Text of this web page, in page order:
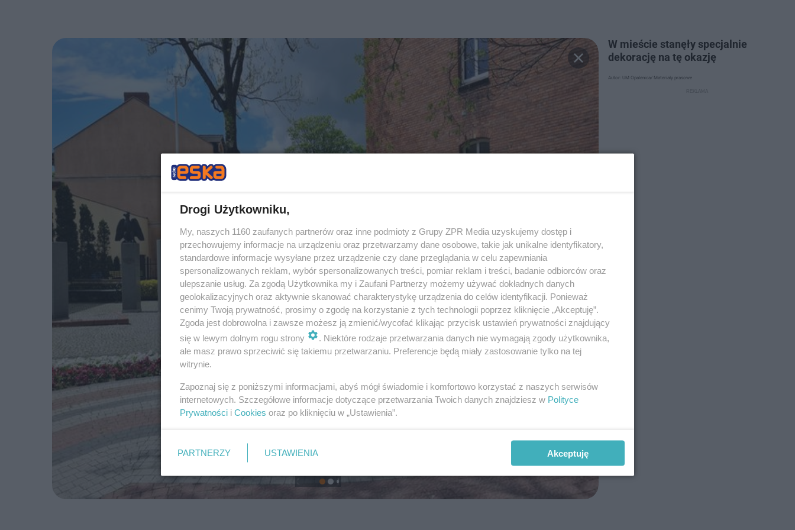
W mieście stanęły specjalnie
dekorację na tę okazję
Autor: UM Opalenica/ Materiały prasowe
Drogi Użytkowniku,
My, naszych 1160 zaufanych partnerów oraz inne podmioty z Grupy ZPR Media uzyskujemy dostęp i
przechowujemy informacje na urządzeniu oraz przetwarzamy dane osobowe, takie jak unikalne identyfikatory,
standardowe informacje wysyłane przez urządzenie czy dane przeglądania w celu zapewniania
spersonalizowanych reklam, wybór spersonalizowanych treści, pomiar reklam i treści, badanie odbiorców oraz
ulepszanie usług. Za zgodą Użytkownika my i Zaufani Partnerzy możemy używać dokładnych danych
geolokalizacyjnych oraz aktywnie skanować charakterystykę urządzenia do celów identyfikacji. Ponieważ
cenimy Twoją prywatność, prosimy o zgodę na korzystanie z tych technologii poprzez kliknięcie „Akceptuję”.
Zgoda jest dobrowolna i zawsze możesz ją zmienić/wycofać klikając przycisk ustawień prywatności znajdujący
się w lewym dolnym rogu strony
. Niektóre rodzaje przetwarzania danych nie wymagają zgody użytkownika,
ale masz prawo sprzeciwić się takiemu przetwarzaniu. Preferencje będą miały zastosowanie tylko na tej
witrynie.
Zapoznaj się z poniższymi informacjami, abyś mógł świadomie i komfortowo korzystać z naszych serwisów
internetowych. Szczegółowe informacje dotyczące przetwarzania Twoich danych znajdziesz w Polityce
Prywatności i Cookies oraz po kliknięciu w „Ustawienia”.
PARTNERZY USTAWIENIA Akceptuję